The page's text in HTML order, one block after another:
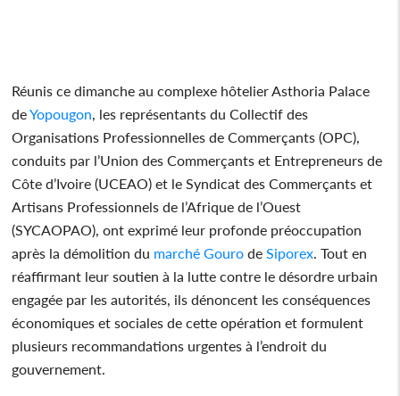
Réunis ce dimanche au complexe hôtelier Asthoria Palace
deYopougon , les représentants du Collectif des
Organisations Professionnelles de Commerçants (OPC),
conduits par l’Union des Commerçants et Entrepreneurs de
Côte d’Ivoire (UCEAO) et le Syndicat des Commerçants et
Artisans Professionnels de l’Afrique de l’Ouest
(SYCAOPAO), ont exprimé leur profonde préoccupation
après la démolition du marché Gouro de Siporex . Tout en
réaffirmant leur soutien à la lutte contre le désordre urbain
engagée par les autorités, ils dénoncent les conséquences
économiques et sociales de cette opération et formulent
plusieurs recommandations urgentes à l’endroit du
gouvernement.